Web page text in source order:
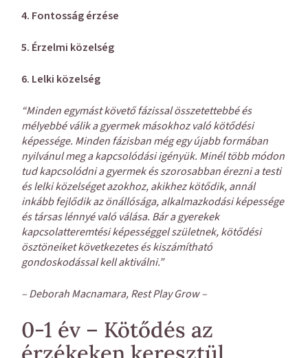
4. Fontosság érzése
5. Érzelmi közelség
6. Lelki közelség
“Minden egymást követő fázissal összetettebbé és
mélyebbé válik a gyermek másokhoz való kötődési
képessége. Minden fázisban még egy újabb formában
nyilvánul meg a kapcsolódási igényük. Minél több módon
tud kapcsolódni a gyermek és szorosabban érezni a testi
és lelki közelséget azokhoz, akikhez kötődik, annál
inkább fejlődik az önállósága, alkalmazkodási képessége
és társas lénnyé való válása. Bár a gyerekek
kapcsolatteremtési képességgel születnek, kötődési
ösztöneiket következetes és kiszámítható
gondoskodással kell aktiválni.”
– Deborah Macnamara, Rest Play Grow –
0-1 év – Kötődés az